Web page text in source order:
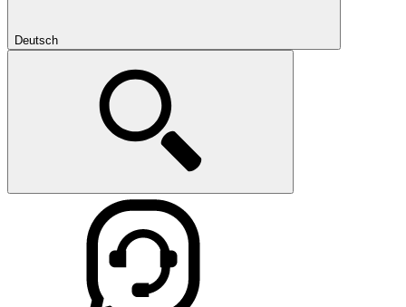
Deutsch